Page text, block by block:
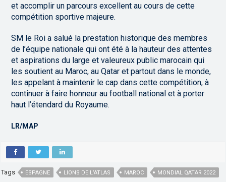
et accomplir un parcours excellent au cours de cette
compétition sportive majeure.
SM le Roi a salué la prestation historique des membres
de l’équipe nationale qui ont été à la hauteur des attentes
et aspirations du large et valeureux public marocain qui
les soutient au Maroc, au Qatar et partout dans le monde,
les appelant à maintenir le cap dans cette compétition, à
continuer à faire honneur au football national et à porter
haut l’étendard du Royaume.
LR/MAP
Tags ESPAGNE LIONS DE L’ATLAS MAROC MONDIAL QATAR 2022